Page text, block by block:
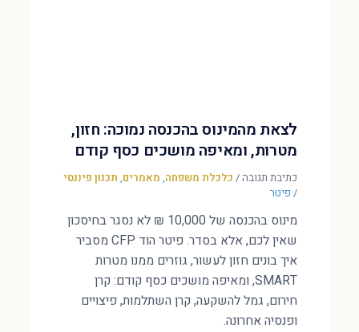
לצאת מהמינוס בהכנסה נמוכה: חזון,
מטרות, ומאיפה מושכים כסף קודם
כתיבת תגובה/ כלכלת משפחה, מאמרים, תכנון פיננסי
/ פיטר
מינוס בהכנסה של 10,000 ₪ לא נסגר בחיסכון
שאין לכם, אלא בסדר. פיטר הוד CFP מסביר
איך בונים חזון לעשור, גוזרים ממנו מטרות
SMART, ומאיפה מושכים כסף קודם: קרן
חירום, גמל להשקעה, קרן השתלמות, פיצויים
ופנסיה אחרונה.